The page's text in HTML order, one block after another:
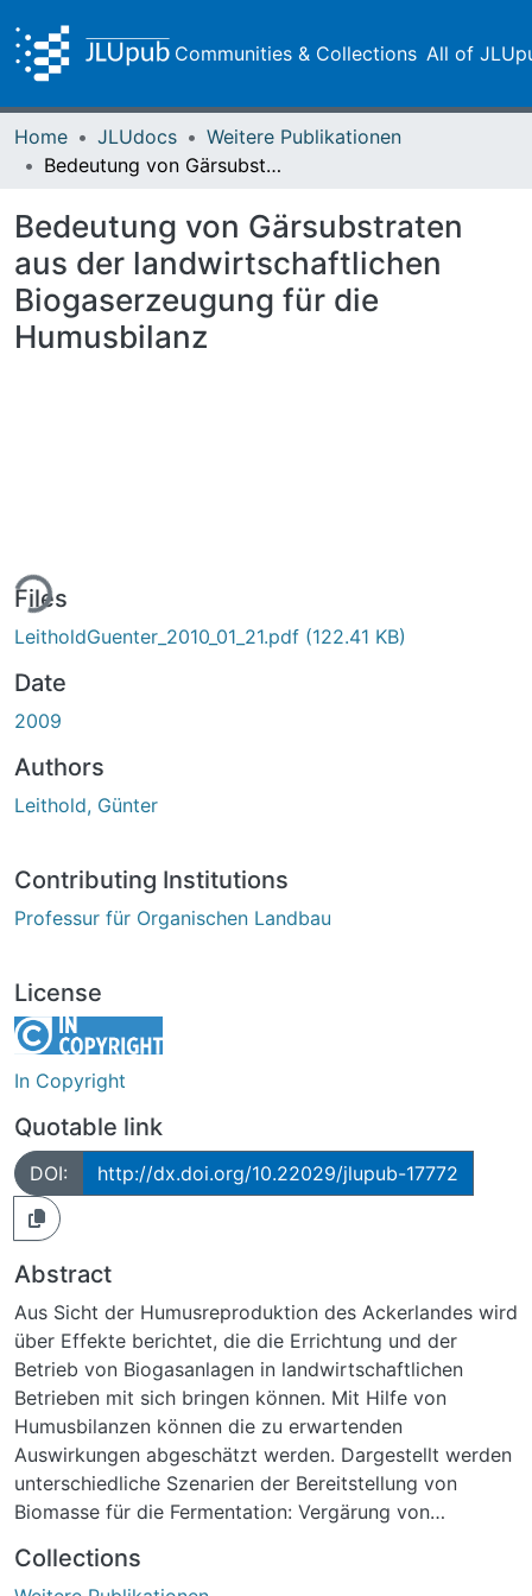
Communities & Collections All of
Home JLUdocs
Weitere Publikationen
Bedeutung von Gärsubstraten aus der landwirtschaftlichen Biogaserzeugung für die Humusbilanz
Bedeutung von Gärsubstraten
aus der landwirtschaftlichen
Biogaserzeugung für die
Humusbilanz
Files
LeitholdGuenter_2010_01_21.pdf (122.41 KB)
Date
2009
Authors
Leithold, Günter
Contributing Institutions
Professur für Organischen Landbau
License
In Copyright
Quotable link
DOI: http://dx.doi.org/10.22029/jlupub-17772
Abstract
Aus Sicht der Humusreproduktion des Ackerlandes wird
über Effekte berichtet, die die Errichtung und der
Betrieb von Biogasanlagen in landwirtschaftlichen
Betrieben mit sich bringen können. Mit Hilfe von
Humusbilanzen können die zu erwartenden
Auswirkungen abgeschätzt werden. Dargestellt werden
unterschiedliche Szenarien der Bereitstellung von
Biomasse für die Fermentation: Vergärung von
Nutztierhaltung, von pflanzlicher Biomasse des
Collections